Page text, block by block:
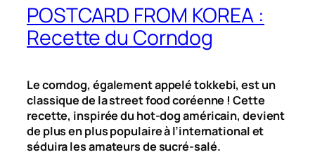
POSTCARD FROM KOREA :
Recette du Corndog
Le corndog, également appelétokkebi, est un
classique de la street food coréenne ! Cette
recette, inspirée du hot-dog américain, devient
de plus en plus populaire à l’international et
séduira les amateurs de sucré-salé.